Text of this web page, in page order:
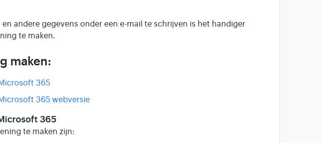
andere gegevens onder een e-mail te schrijven is het handiger
te maken.
maken:
365
365 webversie
365
te maken zijn: